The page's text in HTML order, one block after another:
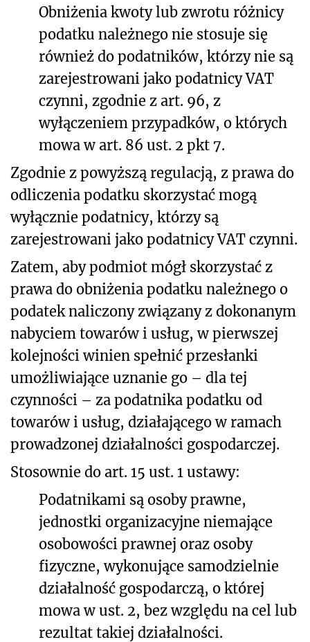
Obniżenia kwoty lub zwrotu różnicy
podatku należnego nie stosuje się
również do podatników, którzy nie są
zarejestrowani jako podatnicy VAT
czynni, zgodnie z art. 96, z
wyłączeniem przypadków, o których
mowa w art. 86 ust. 2 pkt 7.
Zgodnie z powyższą regulacją, z prawa do
odliczenia podatku skorzystać mogą
wyłącznie podatnicy, którzy są
zarejestrowani jako podatnicy VAT czynni.
Zatem, aby podmiot mógł skorzystać z
prawa do obniżenia podatku należnego o
podatek naliczony związany z dokonanym
nabyciem towarów i usług, w pierwszej
kolejności winien spełnić przesłanki
umożliwiające uznanie go – dla tej
czynności – za podatnika podatku od
towarów i usług, działającego w ramach
prowadzonej działalności gospodarczej.
Stosownie do art. 15 ust. 1 ustawy:
Podatnikami są osoby prawne,
jednostki organizacyjne niemające
osobowości prawnej oraz osoby
fizyczne, wykonujące samodzielnie
działalność gospodarczą, o której
mowa w ust. 2, bez względu na cel lub
rezultat takiej działalności.